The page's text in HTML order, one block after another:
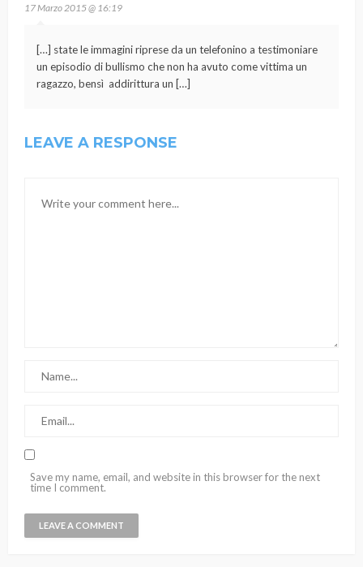
17 Marzo 2015 @ 16:19
[…] state le immagini riprese da un telefonino a testimoniare
un episodio di bullismo che non ha avuto come vittima un
ragazzo, bensì addirittura un […]
LEAVE A RESPONSE
Save my name, email, and website in this browser for the next
time I comment.